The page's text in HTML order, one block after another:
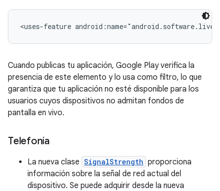
Cuando publicas tu aplicación, Google Play verifica la
presencia de este elemento y lo usa como filtro, lo que
garantiza que tu aplicación no esté disponible para los
usuarios cuyos dispositivos no admitan fondos de
pantalla en vivo.
Telefonía
La nueva clase SignalStrength proporciona
información sobre la señal de red actual del
dispositivo. Se puede adquirir desde la nueva